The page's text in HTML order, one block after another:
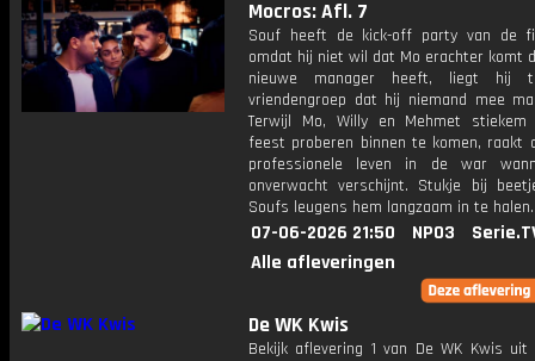
Mocros: Afl. 7
Souf heeft de kick-off party van de
omdat hij niet wil dat Mo erachter komt
nieuwe manager heeft, liegt hij
vriendengroep dat hij niemand mee
Terwijl Mo, Willy en Mehmet
feest proberen binnen te komen, raakt
professionele leven in de war
onverwacht verschijnt. Stukje bij
Soufs leugens hem langzaam in te halen.
07-06-2026 21:50 NPO3
Alle afleveringen
De WK Kwis
Bekijk aflevering 1 van De WK Kwis uit